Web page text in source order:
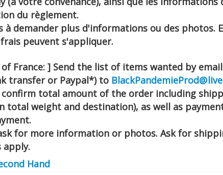
du règlement.
à demander plus d'informations ou des photos.
peuvent s'appliquer.
France: ] Send the list of items wanted by
transfer or Paypal*) to
total amount of the order including
total weight and destination), as well as
for more information or photos. Ask for
apply.
Hand